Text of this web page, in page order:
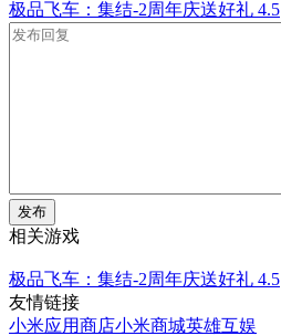
极品飞车：集结-2周年庆送好礼 4.5
发布
相关游戏
极品飞车：集结-2周年庆送好礼 4.5
友情链接
小米应用商店小米商城英雄互娱